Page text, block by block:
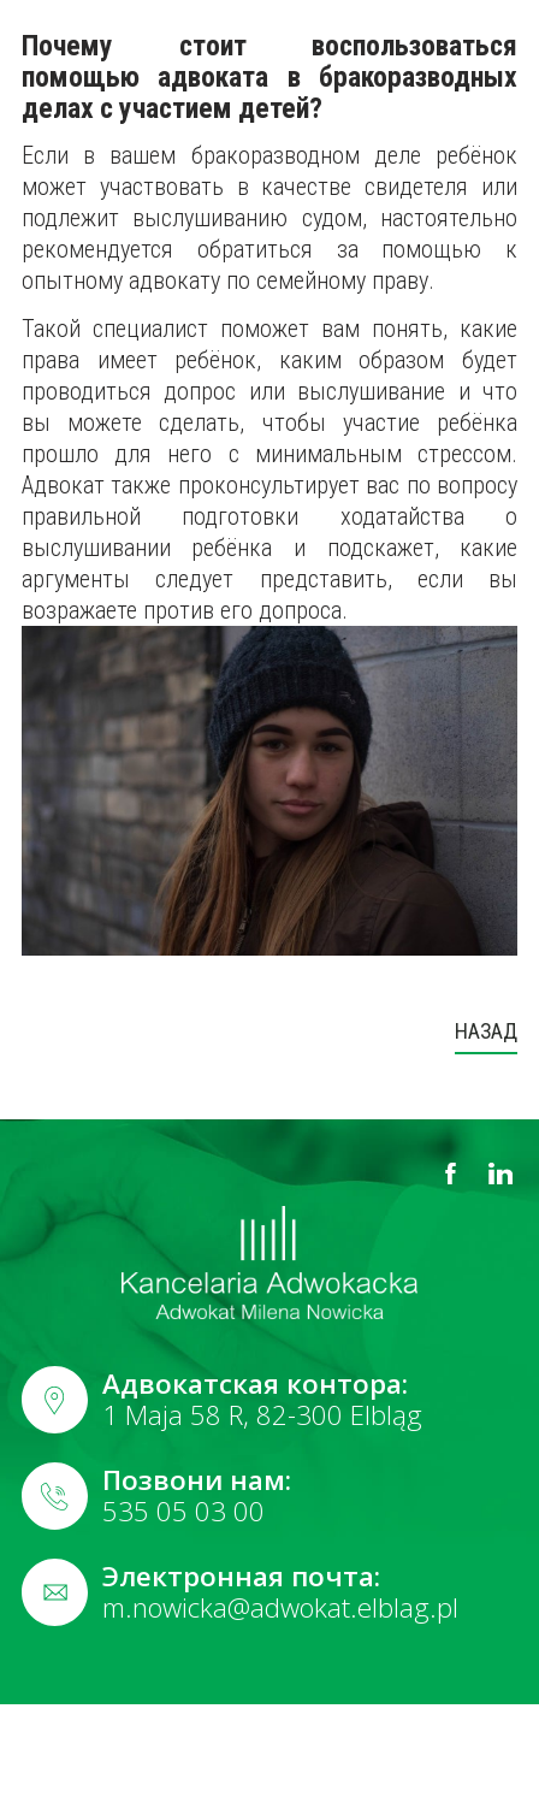
Почему стоит воспользоваться
помощью адвоката в бракоразводных
делах с участием детей?
Если в вашем бракоразводном деле ребёнок
может участвовать в качестве свидетеля или
подлежит выслушиванию судом, настоятельно
рекомендуется обратиться за помощью к
опытному адвокату по семейному праву.
Такой специалист поможет вам понять, какие
права имеет ребёнок, каким образом будет
проводиться допрос или выслушивание и что
вы можете сделать, чтобы участие ребёнка
прошло для него с минимальным стрессом.
Адвокат также проконсультирует вас по вопросу
правильной подготовки ходатайства о
выслушивании ребёнка и подскажет, какие
аргументы следует представить, если вы
возражаете против его допроса.
НАЗАД
Адвокатская контора:
1 Maja 58 R, 82-300 Elbląg
Позвони нам:
535 05 03 00
Электронная почта:
m.nowicka@adwokat.elblag.pl